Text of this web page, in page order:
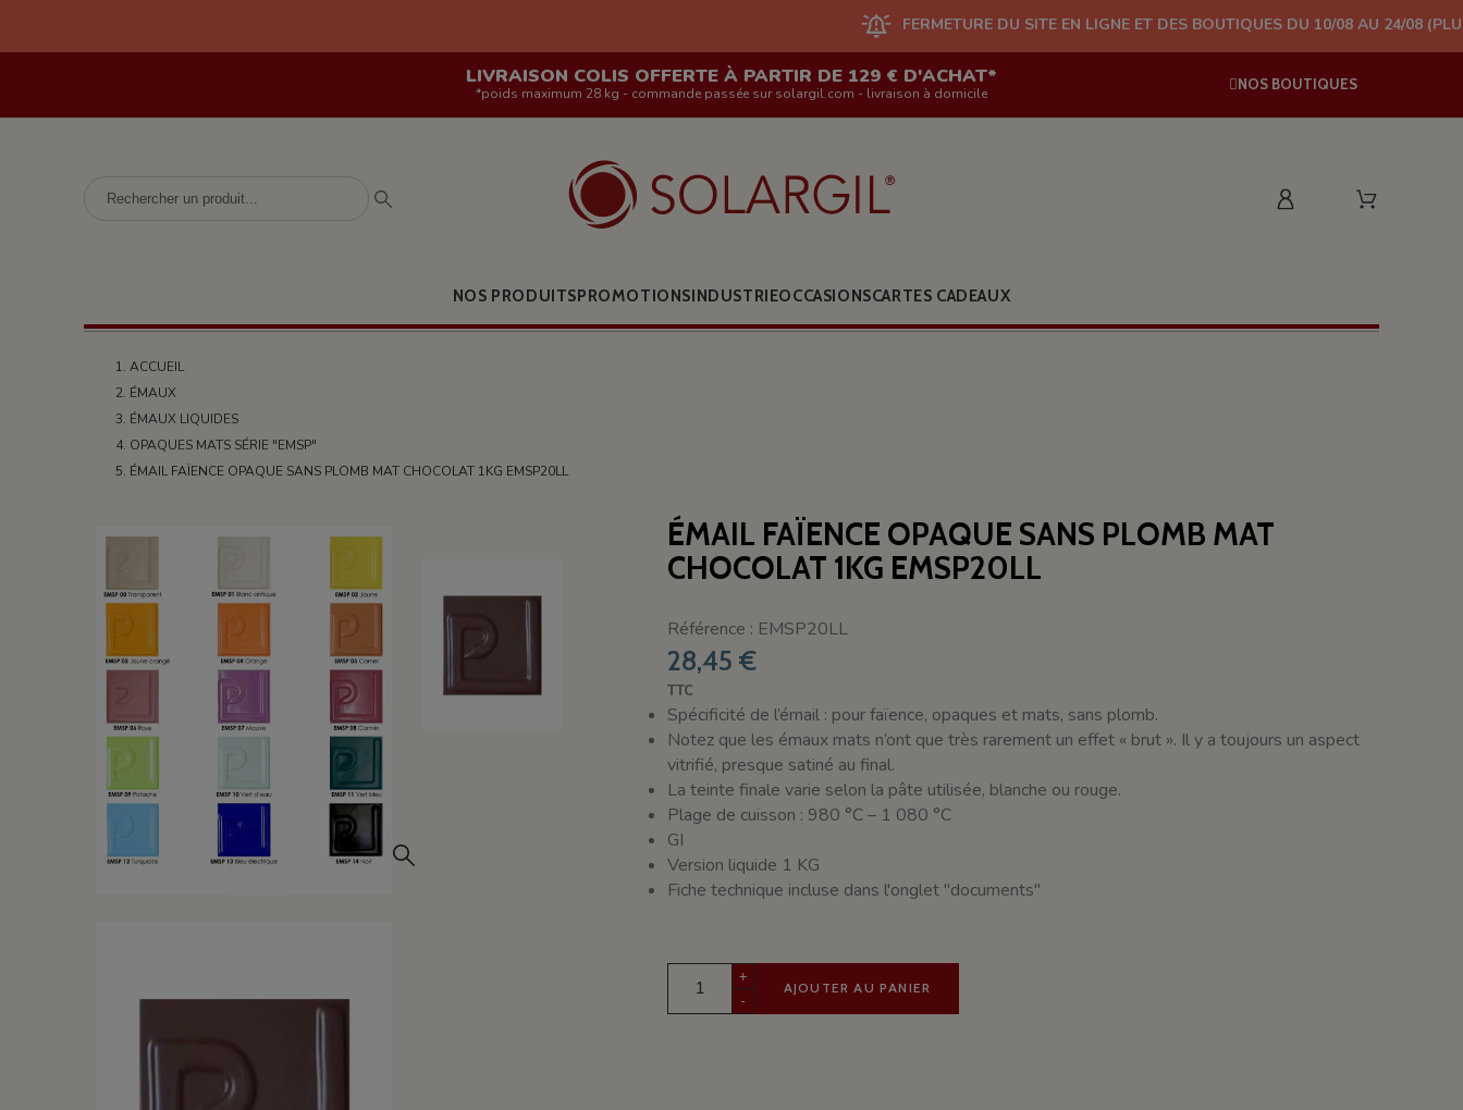
FERMETURE DU SITE EN LIGNE ET DES BOUTIQUES DU 10/08 AU 24/08 (PLUS
LIVRAISON COLIS OFFERTE À PARTIR DE 129 € D'ACHAT*
*poids maximum 28 kg - commande passée sur solargil.com - livraison à domicile
NOS BOUTIQUES
NOS PRODUITSPROMOTIONSINDUSTRIEOCCASIONSCARTES CADEAUX
ACCUEIL
ÉMAUX
ÉMAUX LIQUIDES
OPAQUES MATS SÉRIE "EMSP"
ÉMAIL FAÏENCE OPAQUE SANS PLOMB MAT CHOCOLAT 1KG EMSP20LL
ÉMAIL FAÏENCE OPAQUE SANS PLOMB MAT
CHOCOLAT 1KG EMSP20LL
Référence : EMSP20LL
28,45 €
TTC
Spécificité de l’émail : pour faïence, opaques et mats, sans plomb.
Notez que les émaux mats n’ont que très rarement un effet « brut ». Il y a toujours un aspect
vitrifié, presque satiné au final.
La teinte finale varie selon la pâte utilisée, blanche ou rouge.
Plage de cuisson : 980 °C – 1 080 °C
GI
Version liquide 1 KG
Fiche technique incluse dans l'onglet "documents"
+
-
AJOUTER AU PANIER